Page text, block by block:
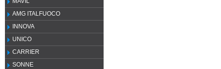
AMG ITALFUOCO
INNOVA
UNICO
CARRIER
SONNE